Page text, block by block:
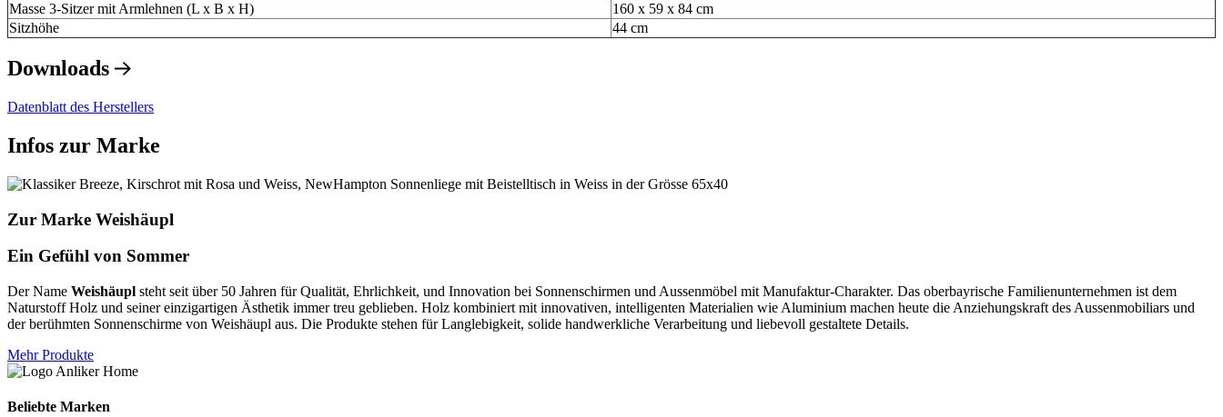
Masse 3-Sitzer mit Armlehnen (L x B x H)
160 x 59 x 84 cm
Sitzhöhe
44 cm
Downloads
Datenblatt des Herstellers
Infos zur Marke
Zur Marke Weishäupl
Ein Gefühl von Sommer
Der Name Weishäupl steht seit über 50 Jahren für Qualität, Ehrlichkeit, und Innovation bei Sonnenschirmen und Aussenmöbel mit Manufaktur-Charakter. Das oberbayrische Familienunternehmen ist dem
Naturstoff Holz und seiner einzigartigen Ästhetik immer treu geblieben. Holz kombiniert mit innovativen, intelligenten Materialien wie Aluminium machen heute die Anziehungskraft des Aussenmobiliars und
der berühmten Sonnenschirme von Weishäupl aus. Die Produkte stehen für Langlebigkeit, solide handwerkliche Verarbeitung und liebevoll gestaltete Details.
Mehr Produkte
Beliebte Marken